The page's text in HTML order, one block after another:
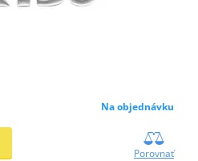
Na objednávku
Porovnať